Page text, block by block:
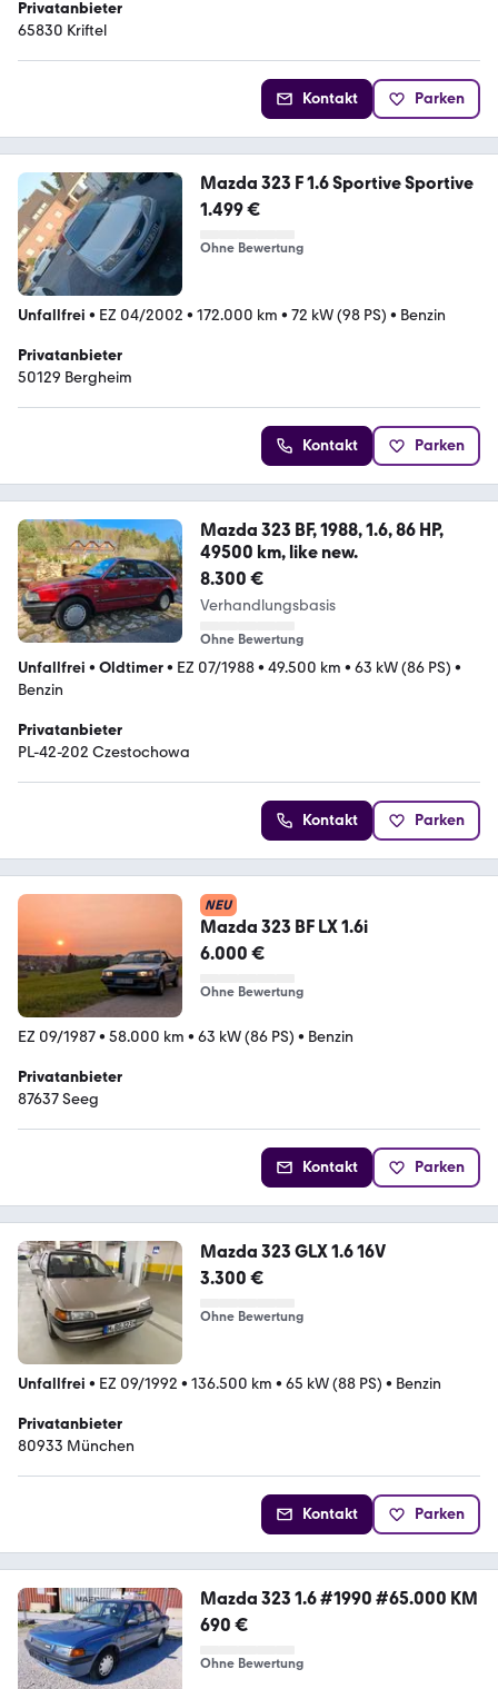
Privatanbieter
65830 Kriftel
Kontakt Parken
Mazda 323 F 1.6 Sportive Sportive
1.499 €
Ohne Bewertung
Unfallfrei • EZ 04/2002 • 172.000 km • 72 kW (98 PS) • Benzin
Privatanbieter
50129 Bergheim
Kontakt Parken
Mazda 323 BF, 1988, 1.6, 86 HP,
49500 km, like new.
8.300 €
Verhandlungsbasis
Ohne Bewertung
Unfallfrei • Oldtimer• EZ 07/1988• 49.500 km • 63 kW (86 PS) •
Benzin
Privatanbieter
PL-42-202 Czestochowa
Kontakt Parken
NEU
Mazda 323 BF LX 1.6i
6.000 €
Ohne Bewertung
EZ 09/1987• 58.000 km • 63 kW (86 PS) • Benzin
Privatanbieter
87637 Seeg
Kontakt Parken
Mazda 323 GLX 1.6 16V
3.300 €
Ohne Bewertung
Unfallfrei • EZ 09/1992 • 136.500 km • 65 kW (88 PS) • Benzin
Privatanbieter
80933 München
Kontakt Parken
Mazda 323 1.6 #1990 #65.000 KM
690 €
Ohne Bewertung